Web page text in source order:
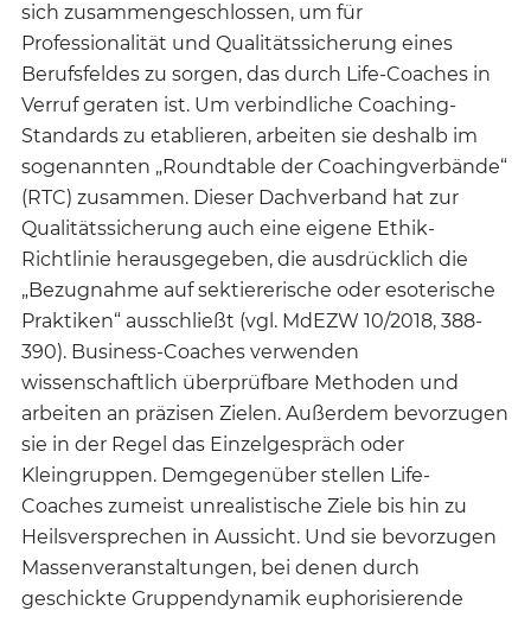
sich zusammengeschlossen, um für
Professionalität und Qualitätssicherung eines
Berufsfeldes zu sorgen, das durch Life-Coaches in
Verruf geraten ist. Um verbindliche Coaching-
Standards zu etablieren, arbeiten sie deshalb im
sogenannten „Roundtable der Coachingverbände“
(RTC) zusammen. Dieser Dachverband hat zur
Qualitätssicherung auch eine eigene Ethik-
Richtlinie herausgegeben, die ausdrücklich die
„Bezugnahme auf sektiererische oder esoterische
Praktiken“ ausschließt (vgl. MdEZW 10/2018, 388-
390). Business-Coaches verwenden
wissenschaftlich überprüfbare Methoden und
arbeiten an präzisen Zielen. Außerdem bevorzugen
sie in der Regel das Einzelgespräch oder
Kleingruppen. Demgegenüber stellen Life-
Coaches zumeist unrealistische Ziele bis hin zu
Heilsversprechen in Aussicht. Und sie bevorzugen
Massenveranstaltungen, bei denen durch
geschickte Gruppendynamik euphorisierende